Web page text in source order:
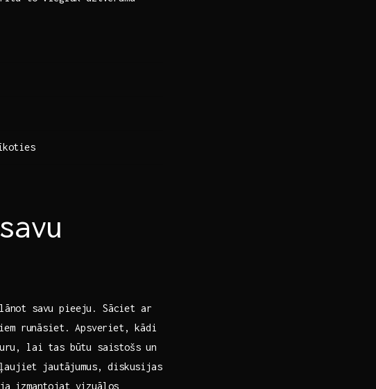
savu pieeju. Sāciet ar
runāsiet. Apsveriet, kādi
lai‍ tas būtu saistošs un
jautājumus, ​diskusijas
izmantojat vizuālos